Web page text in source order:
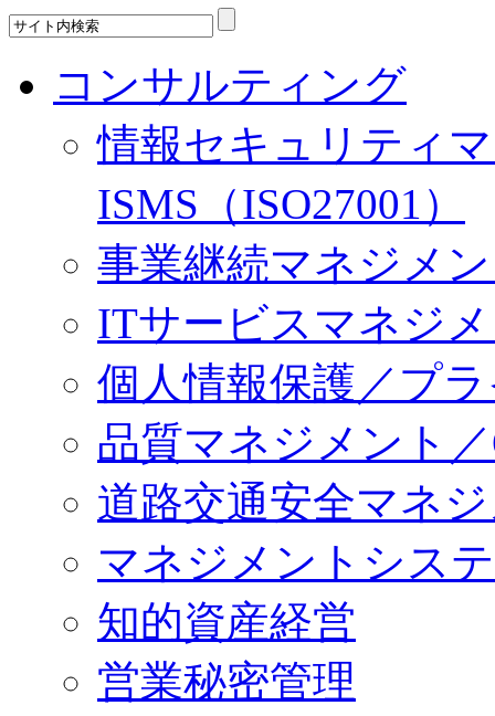
コンサルティング
情報セキュリティ
ISMS（ISO27001）
事業継続マネジメ
ITサービスマネジ
個人情報保護／プ
品質マネジメント
道路交通安全マネ
マネジメントシス
知的資産経営
営業秘密管理